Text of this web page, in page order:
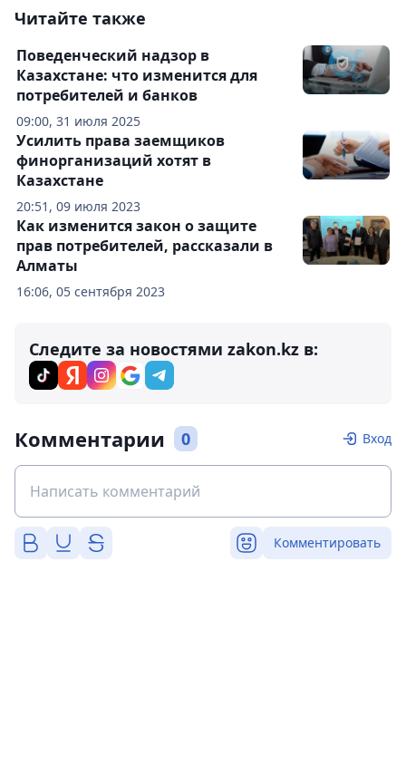
Читайте также
09:00, 31 июля 2025
Поведенческий надзор в
Казахстане: что изменится для
потребителей и банков
20:51, 09 июля 2023
Усилить права заемщиков
финорганизаций хотят в
Казахстане
16:06, 05 сентября 2023
Как изменится закон о защите
прав потребителей, рассказали в
Алматы
Следите за новостями zakon.kz в:
Комментарии 0 Вход
Комментировать